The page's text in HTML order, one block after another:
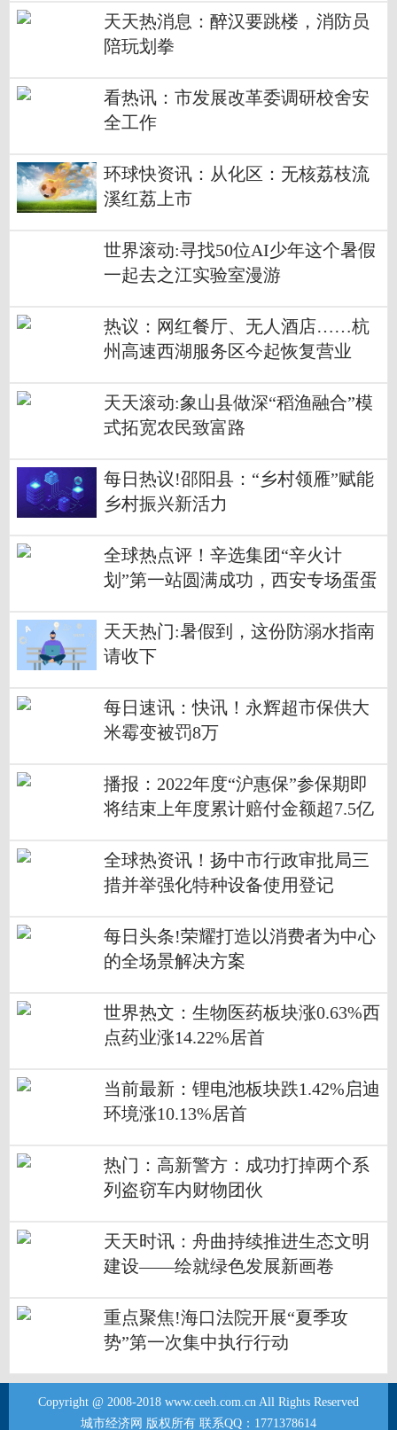
天天热消息：醉汉要跳楼，消防员
陪玩划拳
看热讯：市发展改革委调研校舍安
全工作
环球快资讯：从化区：无核荔枝流
溪红荔上市
世界滚动:寻找50位AI少年这个暑假
一起去之江实验室漫游
热议：网红餐厅、无人酒店……杭
州高速西湖服务区今起恢复营业
天天滚动:象山县做深“稻渔融合”模
式拓宽农民致富路
每日热议!邵阳县：“乡村领雁”赋能
乡村振兴新活力
全球热点评！辛选集团“辛火计
划”第一站圆满成功，西安专场蛋蛋
天天热门:暑假到，这份防溺水指南
请收下
每日速讯：快讯！永辉超市保供大
米霉变被罚8万
播报：2022年度“沪惠保”参保期即
将结束上年度累计赔付金额超7.5亿
全球热资讯！扬中市行政审批局三
措并举强化特种设备使用登记
每日头条!荣耀打造以消费者为中心
的全场景解决方案
世界热文：生物医药板块涨0.63%西
点药业涨14.22%居首
当前最新：锂电池板块跌1.42%启迪
环境涨10.13%居首
热门：高新警方：成功打掉两个系
列盗窃车内财物团伙
天天时讯：舟曲持续推进生态文明
建设——绘就绿色发展新画卷
重点聚焦!海口法院开展“夏季攻
势”第一次集中执行行动
Copyright @ 2008-2018 www.ceeh.com.cn All Rights Reserved
城市经济网 版权所有 联系QQ：1771378614